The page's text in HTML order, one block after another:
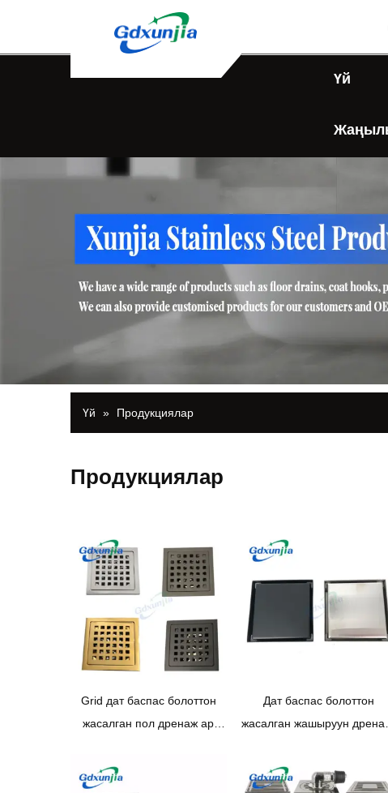
Үй
Үй » Продукциялар
Продукциялар
Grid дат баспас болоттон
жасалган пол дренаж ар
Дат баспас болоттон
жасалган жашыруун
керамикалык плиткалардын